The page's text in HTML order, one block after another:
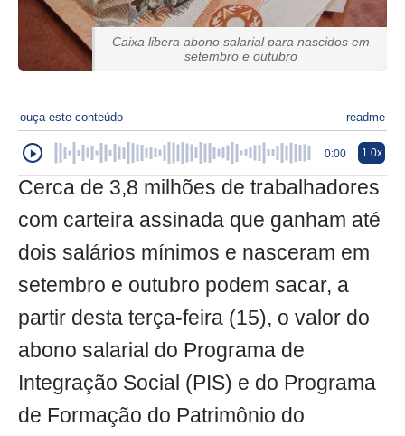
Caixa libera abono salarial para nascidos em
setembro e outubro
ouça este conteúdo readme
0:00 1.0x
Cerca de 3,8 milhões de trabalhadores
com carteira assinada que ganham até
dois salários mínimos e nasceram em
setembro e outubro podem sacar, a
partir desta terça-feira (15), o valor do
abono salarial do Programa de
Integração Social (PIS) e do Programa
de Formação do Patrimônio do